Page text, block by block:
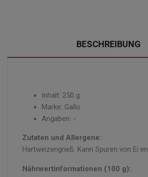
BESCHREIBUNG
Inhalt: 250 g
Marke: Gallo
Angaben: -
Zutaten und Allergene:
Hartweizengrieß. Kann Spuren von Ei
Nährwertinformationen (100 g):